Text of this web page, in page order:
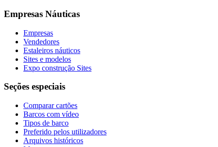
Empresas Náuticas
Empresas
Vendedores
Estaleiros náuticos
Sites e modelos
Expo construção Sites
Seções especiais
Comparar cartões
Barcos com vídeo
Tipos de barco
Preferido pelos utilizadores
Arquivos históricos